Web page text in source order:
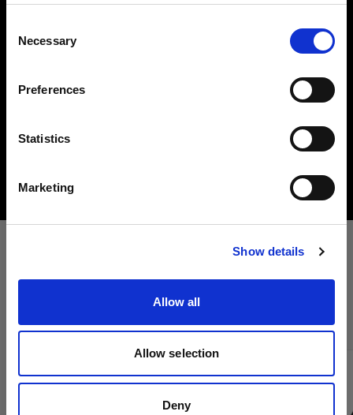
Selection
Necessary
Preferences
Statistics
Marketing
Show details
Allow all
Allow selection
Deny
地域を変更しますか？
Ireland
サイトにアクセス
鮮明でコントロールされたハードライトを作ること
は、シーンのライティングにおいて重要な要素の一
つです。ここでは、リフレクター、ビューティーデ
ィッシュ、スヌート、バーンドアなど、クリエイテ
プロフォトのシネマ製品をオン